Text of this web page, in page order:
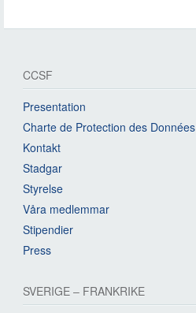
CCSF
Presentation
Charte de Protection des Données
Kontakt
Stadgar
Styrelse
Våra medlemmar
Stipendier
Press
SVERIGE – FRANKRIKE